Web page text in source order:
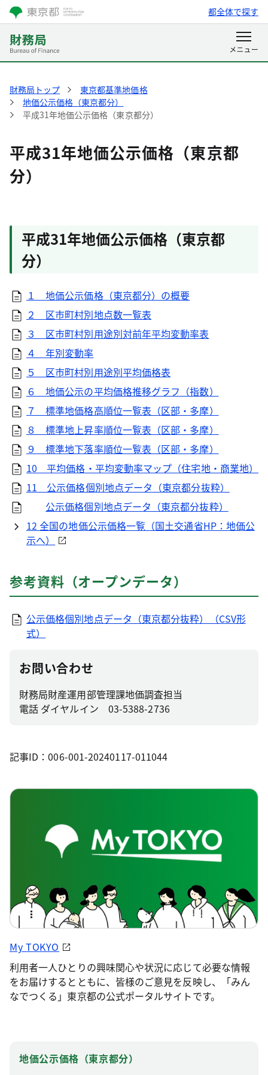
都全体で探す
財務局トップ
東京都基準地価格
地価公示価格（東京都分）
平成31年地価公示価格（東京都分）
平成31年地価公示価格（東京都
分）
平成31年地価公示価格（東京都
分）
１ 地価公示価格（東京都分）の概要
２ 区市町村別地点数一覧表
３ 区市町村別用途別対前年平均変動率表
４ 年別変動率
５ 区市町村別用途別平均価格表
６ 地価公示の平均価格推移グラフ（指数）
７ 標準地価格高順位一覧表（区部・多摩）
８ 標準地上昇率順位一覧表（区部・多摩）
９ 標準地下落率順位一覧表（区部・多摩）
10 平均価格・平均変動率マップ（住宅地・商業地）
11 公示価格個別地点データ（東京都分抜粋）
公示価格個別地点データ（東京都分抜粋）
12 全国の地価公示価格一覧（国土交通省HP：地価公
示へ）
参考資料（オープンデータ）
公示価格個別地点データ（東京都分抜粋）（CSV形
式）
お問い合わせ
財務局財産運用部管理課地価調査担当
電話 ダイヤルイン 03-5388-2736
記事ID：006-001-20240117-011044
My TOKYO
利用者一人ひとりの興味関心や状況に応じて必要な情報
をお届けするとともに、皆様のご意見を反映し、「みん
なでつくる」東京都の公式ポータルサイトです。
地価公示価格（東京都分）